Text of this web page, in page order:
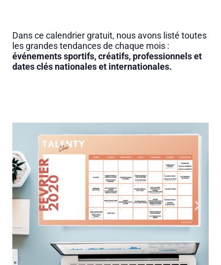
Dans ce calendrier gratuit, nous avons listé toutes
les grandes tendances de chaque mois :
événements sportifs, créatifs, professionnels et
dates clés nationales et internationales.